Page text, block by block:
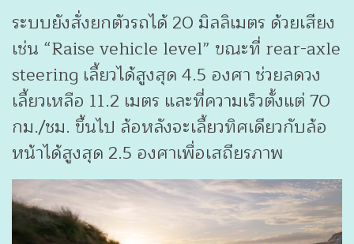
ระบบยังสั่งยกตัวรถได้ 20 มิลลิเมตร ด้วยเสียง
เช่น “Raise vehicle level” ขณะที่ rear-axle
steering เลี้ยวได้สูงสุด 4.5 องศา ช่วยลดวง
เลี้ยวเหลือ 11.2 เมตร และที่ความเร็วตั้งแต่ 70
กม./ชม. ขึ้นไป ล้อหลังจะเลี้ยวทิศเดียวกับล้อ
หน้าได้สูงสุด 2.5 องศาเพื่อเสถียรภาพ